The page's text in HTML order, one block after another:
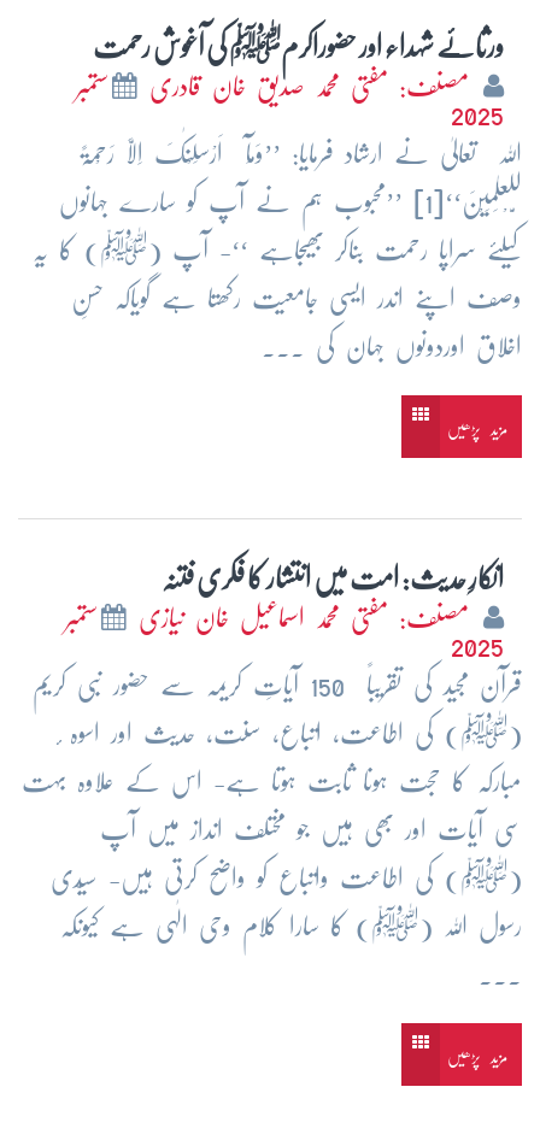
ورثائے شہداء اور حضوراکرمﷺ کی آغوش رحمت
مصنف: مفتی محمد صدیق خان قادری
ستمبر
2025
اللہ تعالیٰ نے ارشاد فرمایا: ’’وَمَآ اَرْسَلْنٰکَ اِلَّا رَحْمَۃً
لِّلْعٰلَمِیْنَ‘‘[1] ’’محبوب ہم نے آپ کو سارے جہانوں
کیلئے سراپا رحمت بناکر بھیجاہے ‘‘- آپ (ﷺ) کا یہ
وصف اپنے اندر ایسی جامعیت رکھتا ہے گویاکہ حسنِ
اخلاق اوردونوں جہان کی ...
مزید پڑھیں
انکارِ حدیث: امت میں انتشار کا فکری فتنہ
مصنف: مفتی محمد اسماعیل خان نیازی
ستمبر
2025
قرآن مجید کی تقریباً 150 آیاتِ کریمہ سے حضور نبی کریم
(ﷺ) کی اطاعت، اتباع، سنت، حدیث اور اسوہ ٔ
مبارکہ کا حجت ہونا ثابت ہوتا ہے- اس کے علاوہ بہت
سی آیات اور بھی ہیں جو مختلف انداز میں آپ
(ﷺ) کی اطاعت واتباع کو واضح کرتی ہیں- سیّدی
رسول اللہ (ﷺ) کا سارا کلام وحی الٰہی ہے کیونکہ
مزید پڑھیں